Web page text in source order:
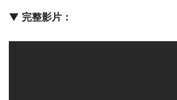
▼ 完整影片：